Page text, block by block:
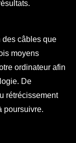
des câbles que
moyens
ordinateur afin
De
rétrécissement
poursuivre.